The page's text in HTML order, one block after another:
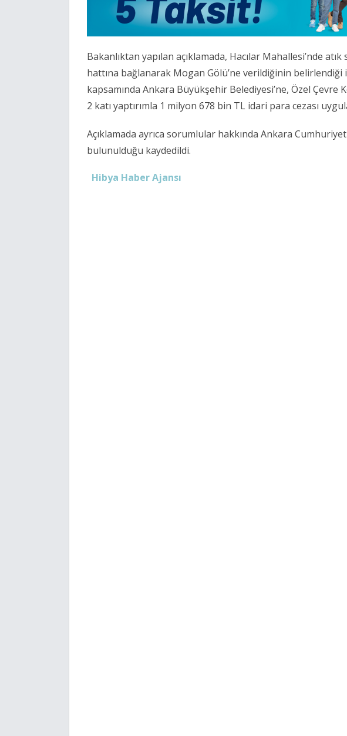
Bakanlıktan yapılan açıklamada, Hacılar Mahallesi’nde
hattına bağlanarak Mogan Gölü’ne verildiğinin belirlendiği
kapsamında Ankara Büyükşehir Belediyesi’ne, Özel Çevre
2 katı yaptırımla 1 milyon 678 bin TL idari para cezası
Açıklamada ayrıca sorumlular hakkında Ankara Cumhuriyet
bulunulduğu kaydedildi.
Hibya Haber Ajansı